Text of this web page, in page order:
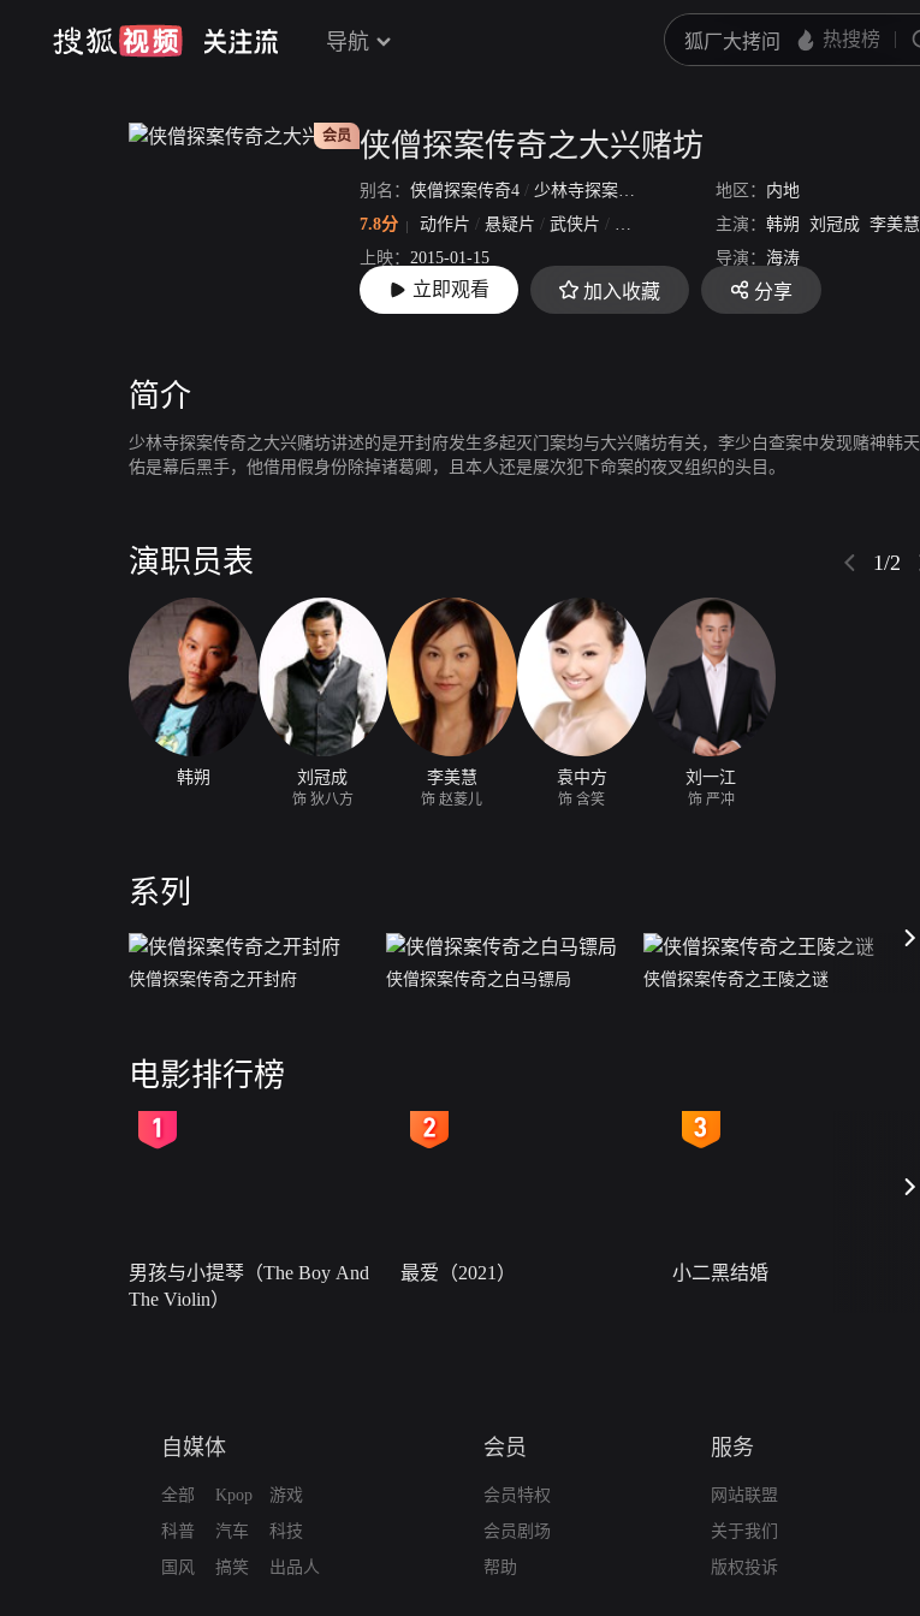
导航
会员 侠僧探案传奇之大兴赌坊
别名： 侠僧探案传奇4 / 少林寺探案传奇之大兴赌坊 地区： 内地
7.8分
动作片 / 悬疑片 / 武侠片 / 古装片 主演： 韩朔 刘冠成 李美慧
上映： 2015-01-15 导演： 海涛
片长： 86分3秒
立即观看 加入收藏 分享
简介
少林寺探案传奇之大兴赌坊讲述的是开封府发生多起灭门案均与大兴赌坊有关，李少白查案中发现赌神韩天
佑是幕后黑手，他借用假身份除掉诸葛卿，且本人还是屡次犯下命案的夜叉组织的头目。
演职员表 1/2
韩朔 刘冠成
饰 狄八方
李美慧
饰 赵菱儿
袁中方
饰 含笑
刘一江
饰 严冲
系列
侠僧探案传奇之开封府 侠僧探案传奇之白马镖局 侠僧探案传奇之王陵之谜
电影排行榜
男孩与小提琴（The Boy And
The Violin）
最爱（2021） 小二黑结婚
自媒体
全部
科普
国风
Kpop
汽车
搞笑
游戏
科技
出品人
会员
会员特权
会员剧场
帮助
服务
网站联盟
关于我们
版权投诉